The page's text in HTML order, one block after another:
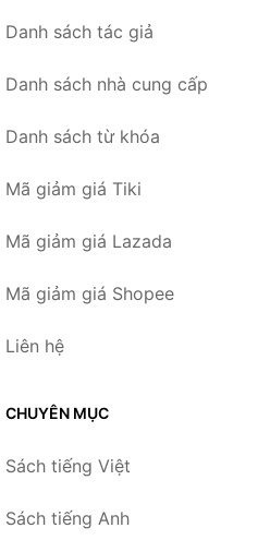
Danh sách tác giả
Danh sách nhà cung cấp
Danh sách từ khóa
Mã giảm giá Tiki
Mã giảm giá Lazada
Mã giảm giá Shopee
Liên hệ
CHUYÊN MỤC
Sách tiếng Việt
Sách tiếng Anh